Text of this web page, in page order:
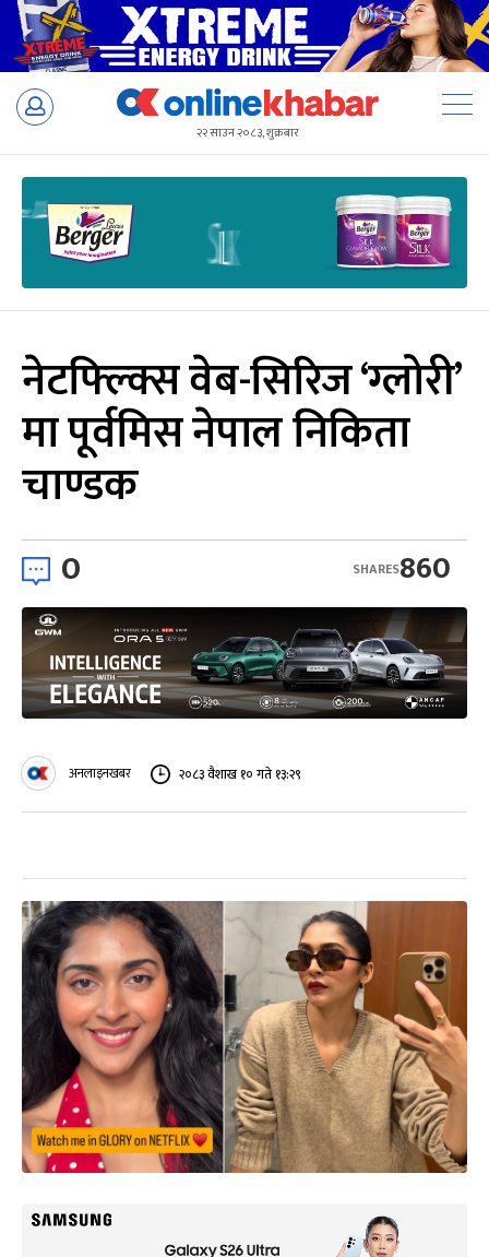
Skip
२२ साउन २०८३, शुक्रबार
नेटफ्ल्क्सि वेब-सिरिज ‘ग्लोरी’
मा पूर्वमिस नेपाल निकिता
चाण्डक
0 860
SHARES
अनलाइनखबर २०८३ वैशाख १० गते १३:२९